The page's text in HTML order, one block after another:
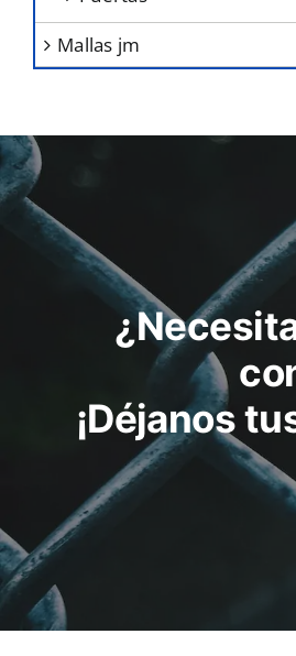
mallas jm
¡Déjanos